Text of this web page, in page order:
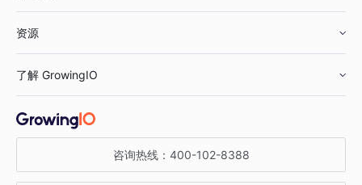
鞋服行业
汽车行业
金融行业
智能运营
获客分析
资源
增长公开课
增长博客
了解 GrowingIO
关于 GrowingIO
增长大会
咨询热线： 400-102-8388